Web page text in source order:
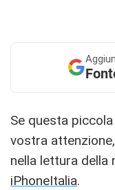
Se questa
vostra
nella lettura della
iPhoneItalia.